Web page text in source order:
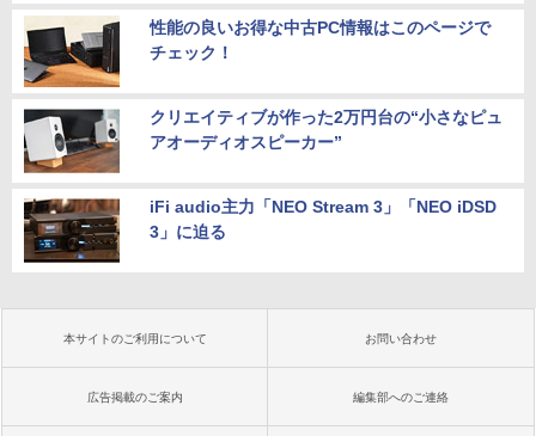
性能の良いお得な中古PC情報はこのページで
チェック！
クリエイティブが作った2万円台の“小さなピュ
アオーディオスピーカー”
iFi audio主力「NEO Stream 3」「NEO iDSD
3」に迫る
本サイトのご利用について お問い合わせ
広告掲載のご案内 編集部へのご連絡